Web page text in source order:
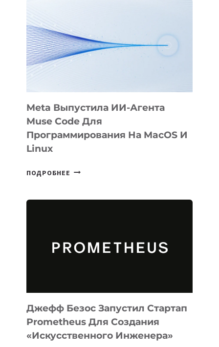
BÖRÜ
НА
SIGGRAPH
Meta Выпустила ИИ-Агента
Muse Code Для
Программирования На MacOS И
Linux
ПОДРОБНЕЕ META
ДЛЯ
ПРОГРАММИРОВАНИЯ
И
LINUX
Джефф Безос Запустил Стартап
Prometheus Для Создания
«искусственного Инженера»